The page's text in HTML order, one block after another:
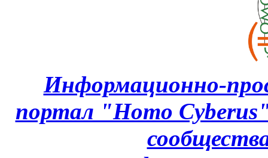
Информационно-
портал "Homo